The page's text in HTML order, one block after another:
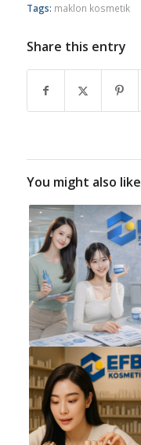
Tags: maklon kosmetik
Share this entry
You might also like